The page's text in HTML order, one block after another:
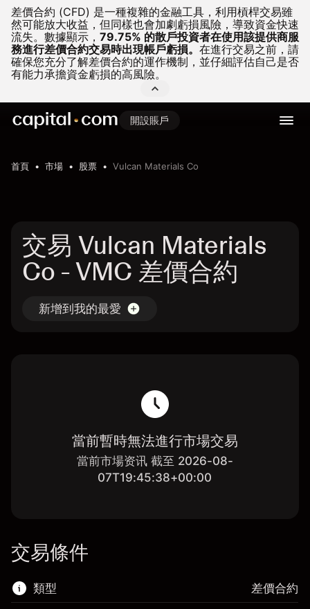
差價合約 (CFD) 是一種複雜的金融工具，利用槓桿交易雖
然可能放大收益，但同樣也會加劇虧損風險，導致資金快速
流失。 數據顯示， 79.75% 的散戶投資者在使用該提供商服
務進行差價合約交易時出現帳戶虧損。 在進行交易之前，請
確保您充分了解差價合約的運作機制，並仔細評估自己是否
有能力承擔資金虧損的高風險。
開設賬戶
首頁 市場 股票 Vulcan Materials Co
交易 Vulcan Materials
Co - VMC 差價合約
新增到我的最愛
當前暫時無法進行市場交易
當前市場资讯 截至 2026-08-
07T19:45:38+00:00
交易條件
類型 差價合約